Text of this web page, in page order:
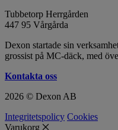
Tubbetorp Herrgården
447 95 Vårgårda
Dexon startade sin
grossist på MC-däck, med
Kontakta oss
2026 © Dexon AB
Integritetspolicy Cookies
Varukorg